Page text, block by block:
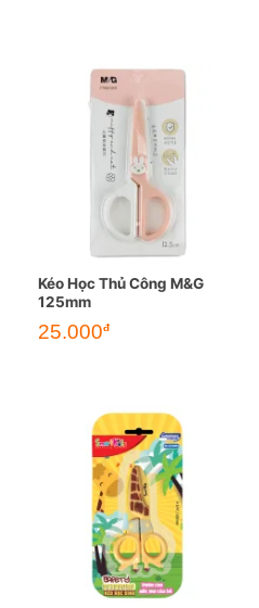
Kéo Học Thủ Công M&G
125mm
25.000đ